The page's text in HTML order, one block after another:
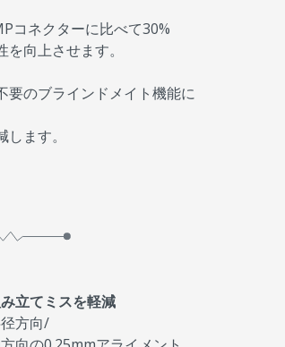
コネクターに比べて30%
向上させます。
要のブラインドメイト機能に
ます。
立てミスを軽減
方向/